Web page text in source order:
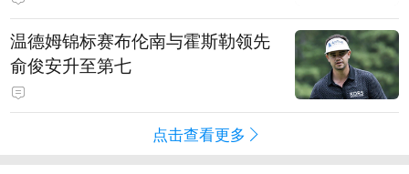
温德姆锦标赛布伦南与霍斯勒领先
俞俊安升至第七
点击查看更多